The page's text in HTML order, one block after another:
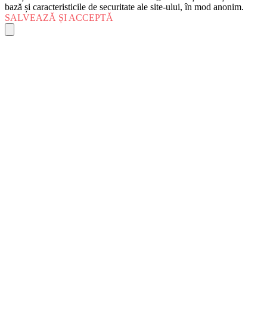
bază și caracteristicile de securitate ale site-ului, în mod anonim.
SALVEAZĂ ȘI ACCEPTĂ